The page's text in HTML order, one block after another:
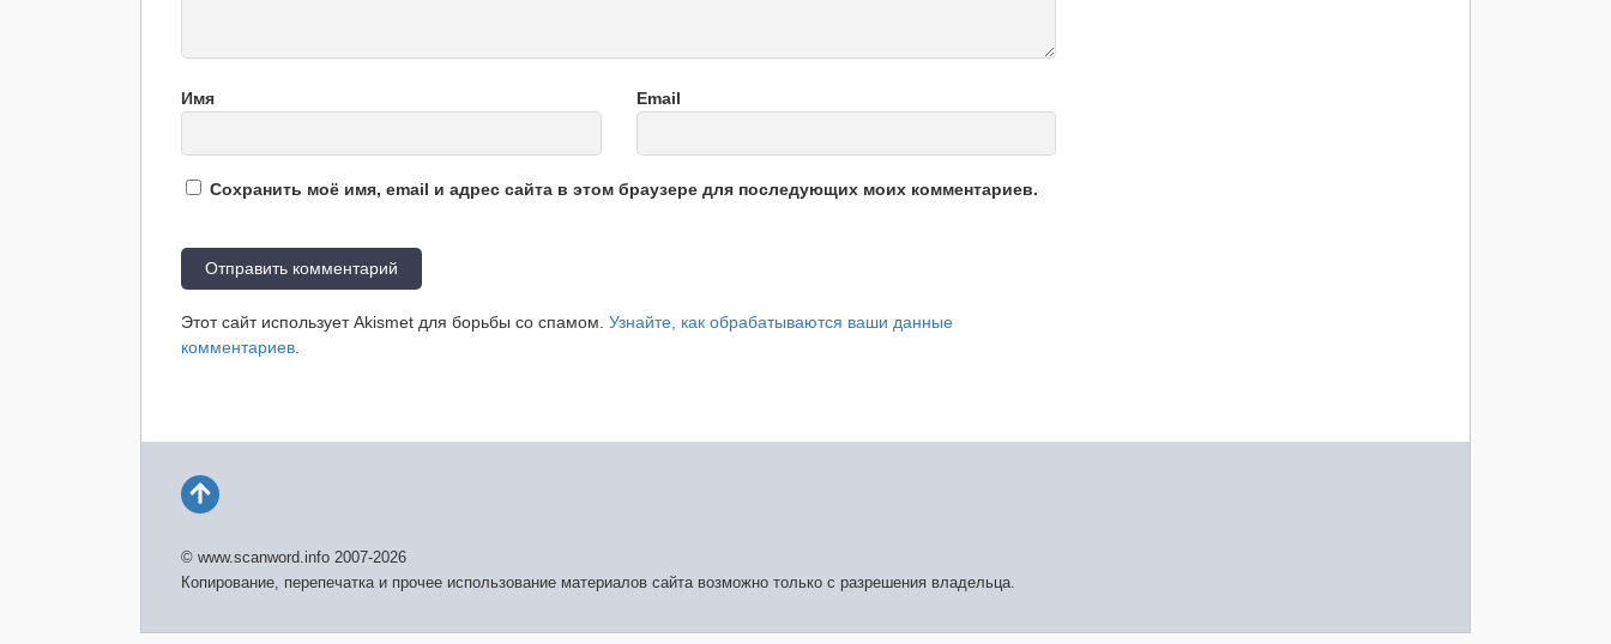
Имя Email
Сохранить моё имя, email и адрес сайта в этом браузере для последующих моих комментариев.
Этот сайт использует Akismet для борьбы со спамом.Узнайте, как обрабатываются ваши данные
комментариев
© www.scanword.info 2007-2026
Копирование, перепечатка и прочее использование материалов сайта возможно только с разрешения владельца.